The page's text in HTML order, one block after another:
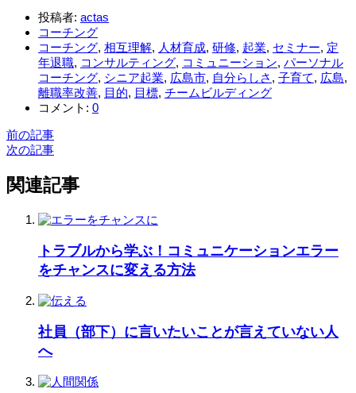
投稿者: actas
コーチング
コーチング, 相互理解, 人材育成, 研修, 起業, セミナー, 定
年退職, コンサルティング, コミュニーション, パーソナル
コーチング, シニア起業, 広島市, 自分らしさ , 子育て, 広島,
離職率改善, 目的, 目標, チームビルディング
コメント: 0
前の記事
次の記事
関連記事
トラブルから学ぶ！コミュニケーションエラー
をチャンスに変える方法
社員（部下）に言いたいことが言えていない人
へ